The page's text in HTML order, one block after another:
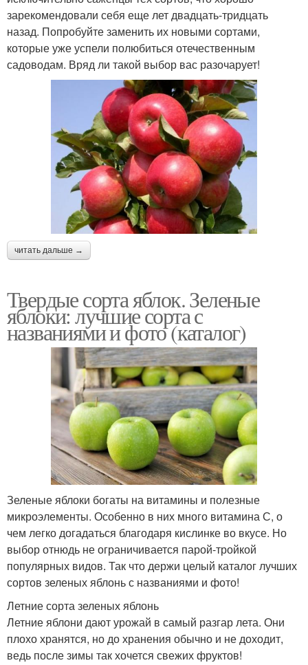
зарекомендовали себя еще лет двадцать-тридцать
назад. Попробуйте заменить их новыми сортами,
которые уже успели полюбиться отечественным
садоводам. Вряд ли такой выбор вас разочарует!
читать дальше →
Твердые сорта яблок. Зеленые
яблоки: лучшие сорта с
названиями и фото (каталог)
Зеленые яблоки богаты на витамины и полезные
микроэлементы. Особенно в них много витамина С, о
чем легко догадаться благодаря кислинке во вкусе. Но
выбор отнюдь не ограничивается парой-тройкой
популярных видов. Так что держи целый каталог лучших
сортов зеленых яблонь с названиями и фото!
Летние сорта зеленых яблонь
Летние яблони дают урожай в самый разгар лета. Они
плохо хранятся, но до хранения обычно и не доходит,
ведь после зимы так хочется свежих фруктов!